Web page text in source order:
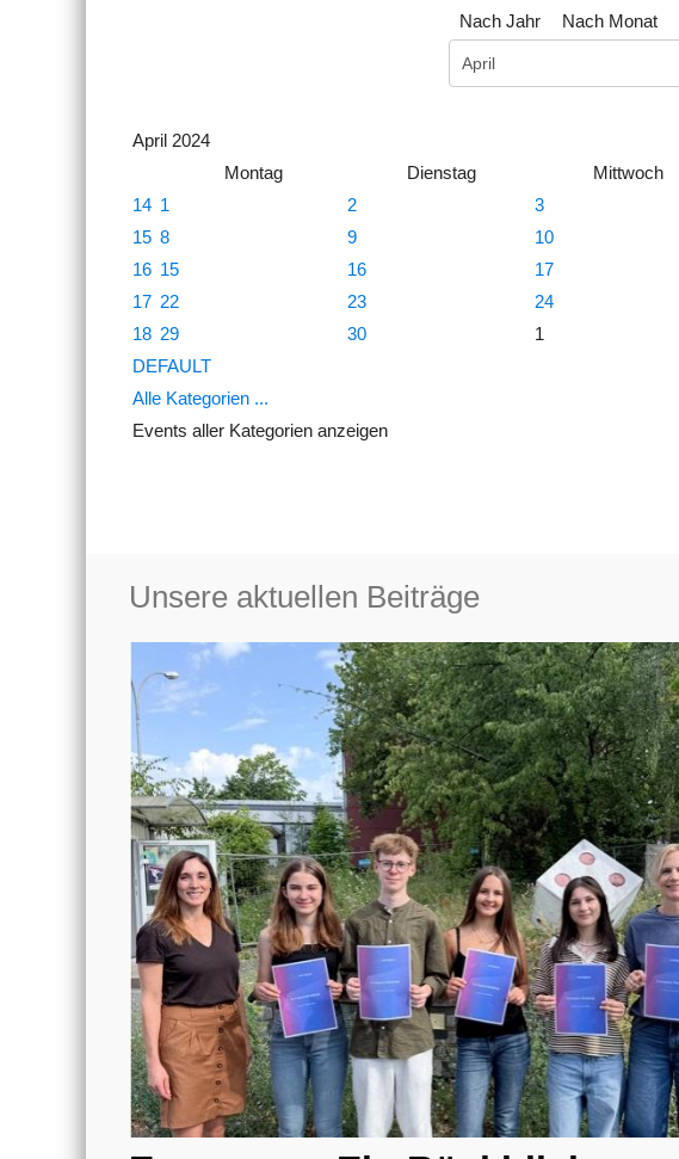
Nach Jahr Nach Monat
April 2024
Montag
Dienstag Mittwoch
14 1 2 3
15 8 9 10
16 15 16 17
17 22 23 24
18 29 30 1
DEFAULT
Alle Kategorien ...
Events aller Kategorien anzeigen
Unsere aktuellen Beiträge